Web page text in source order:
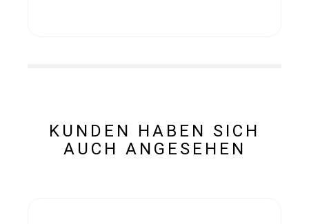
KUNDEN HABEN SICH
AUCH ANGESEHEN